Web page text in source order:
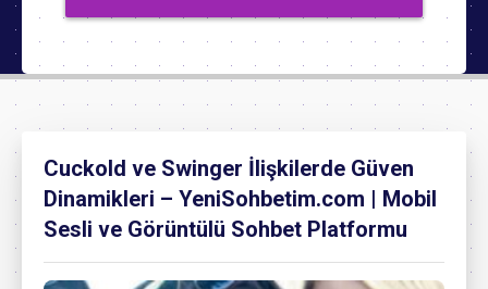
Cuckold ve Swinger İlişkilerde Güven
Dinamikleri – YeniSohbetim.com | Mobil
Sesli ve Görüntülü Sohbet Platformu